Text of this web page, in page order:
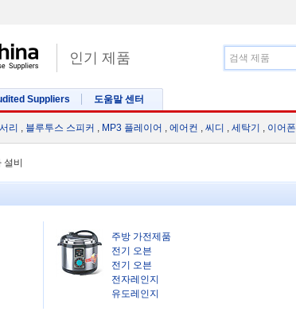
인기 제품
Suppliers 도움말 센터
리 , 블루투스 스피커 , MP3 플레이어 , 에어컨 , 씨디 , 세탁기 , 이어폰
비
주방 가전제품
전기 오븐
전기 오븐
전자레인지
유도레인지